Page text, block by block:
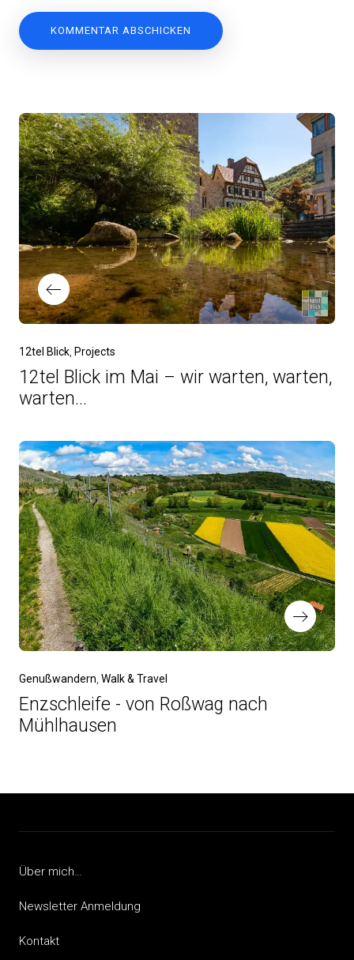
12tel Blick Projects
12tel Blick im Mai – wir warten, warten,
warten...
Genußwandern Walk & Travel
Enzschleife - von Roßwag nach
Mühlhausen
Über mich…
Newsletter Anmeldung
Kontakt